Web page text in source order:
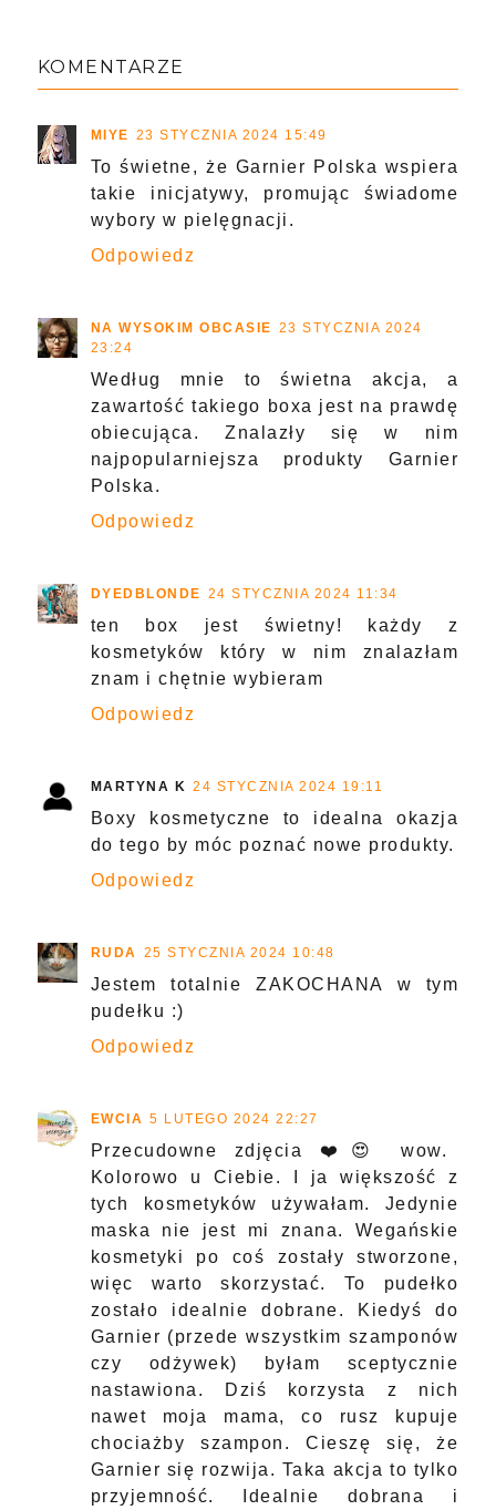
KOMENTARZE
MIYE 23 STYCZNIA 2024 15:49
To świetne, że Garnier Polska wspiera
takie inicjatywy, promując świadome
wybory w pielęgnacji.
Odpowiedz
NA WYSOKIM OBCASIE 23 STYCZNIA 2024
23:24
Według mnie to świetna akcja, a
zawartość takiego boxa jest na prawdę
obiecująca. Znalazły się w nim
najpopularniejsza produkty Garnier
Polska.
Odpowiedz
DYEDBLONDE 24 STYCZNIA 2024 11:34
ten box jest świetny! każdy z
kosmetyków który w nim znalazłam
znam i chętnie wybieram
Odpowiedz
MARTYNA K 24 STYCZNIA 2024 19:11
Boxy kosmetyczne to idealna okazja
do tego by móc poznać nowe produkty.
Odpowiedz
RUDA 25 STYCZNIA 2024 10:48
Jestem totalnie ZAKOCHANA w tym
pudełku :)
Odpowiedz
EWCIA 5 LUTEGO 2024 22:27
Przecudowne zdjęcia ❤️😍 wow.
Kolorowo u Ciebie. I ja większość z
tych kosmetyków używałam. Jedynie
maska nie jest mi znana. Wegańskie
kosmetyki po coś zostały stworzone,
więc warto skorzystać. To pudełko
zostało idealnie dobrane. Kiedyś do
Garnier (przede wszystkim szamponów
czy odżywek) byłam sceptycznie
nastawiona. Dziś korzysta z nich
nawet moja mama, co rusz kupuje
chociażby szampon. Cieszę się, że
Garnier się rozwija. Taka akcja to tylko
przyjemność. Idealnie dobrana i